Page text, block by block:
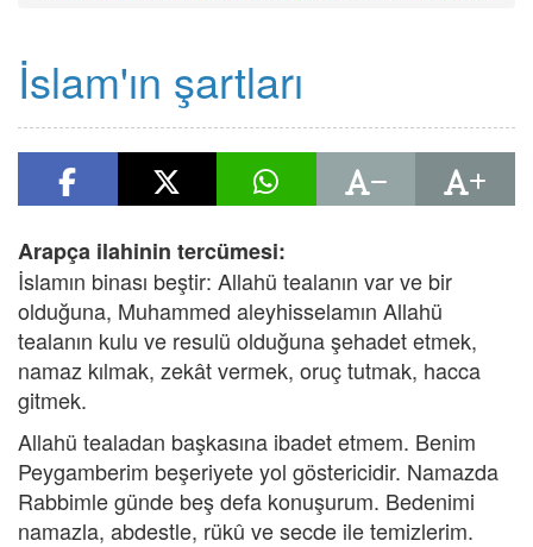
İslam'ın şartları
Arapça ilahinin tercümesi:
İslamın binası beştir: Allahü tealanın var ve bir
olduğuna, Muhammed aleyhisselamın Allahü
tealanın kulu ve resulü olduğuna şehadet etmek,
namaz kılmak, zekât vermek, oruç tutmak, hacca
gitmek.
Allahü tealadan başkasına ibadet etmem. Benim
Peygamberim beşeriyete yol göstericidir. Namazda
Rabbimle günde beş defa konuşurum. Bedenimi
namazla, abdestle, rükû ve secde ile temizlerim.